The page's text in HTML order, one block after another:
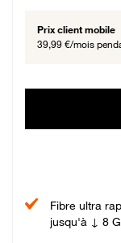
Prix client mobile
39,99 €/mois
Fibre ultra
jusqu'à ↓ 8